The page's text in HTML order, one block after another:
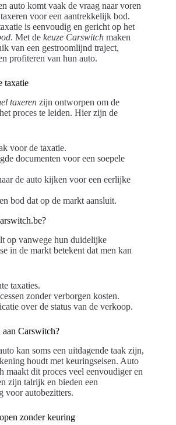
auto komt vaak de vraag naar voren
voor een aantrekkelijk bod.
is eenvoudig en gericht op het
. Met de keuze Carswitch maken
van een gestroomlijnd traject,
profiteren van hun auto.
taxatie
taxeren zijn ontworpen om de
proces te leiden. Hier zijn de
voor de taxatie.
documenten voor een soepele
de auto kijken voor een eerlijke
bod dat op de markt aansluit.
op vanwege hun duidelijke
in de markt betekent dat men kan
taxaties.
zonder verborgen kosten.
over de status van de verkoop.
Carswitch?
kan soms een uitdagende taak zijn,
houdt met keuringseisen. Auto
maakt dit proces veel eenvoudiger en
zijn talrijk en bieden een
voor autobezitters.
zonder keuring